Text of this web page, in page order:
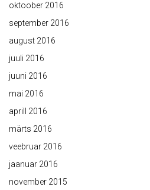
oktoober 2016
september 2016
august 2016
juuli 2016
juuni 2016
mai 2016
aprill 2016
märts 2016
veebruar 2016
jaanuar 2016
november 2015